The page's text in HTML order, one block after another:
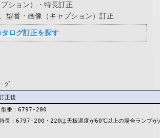
ション）・特長訂正
型番・画像（キャプション）訂正
タログ訂正を探す
ｼﾞ
正後
型番：6797-200
6797-200・220は天板温度が60℃以上の場合ランプが